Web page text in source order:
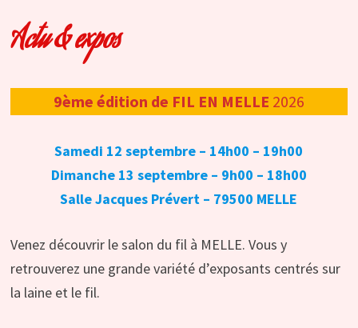
Actu & expos
9ème édition de FIL EN MELLE 2026
Samedi 12 septembre – 14h00 – 19h00
Dimanche 13 septembre – 9h00 – 18h00
Salle Jacques Prévert – 79500 MELLE
Venez découvrir le salon du fil à MELLE. Vous y
retrouverez une grande variété d’exposants centrés sur
la laine et le fil.